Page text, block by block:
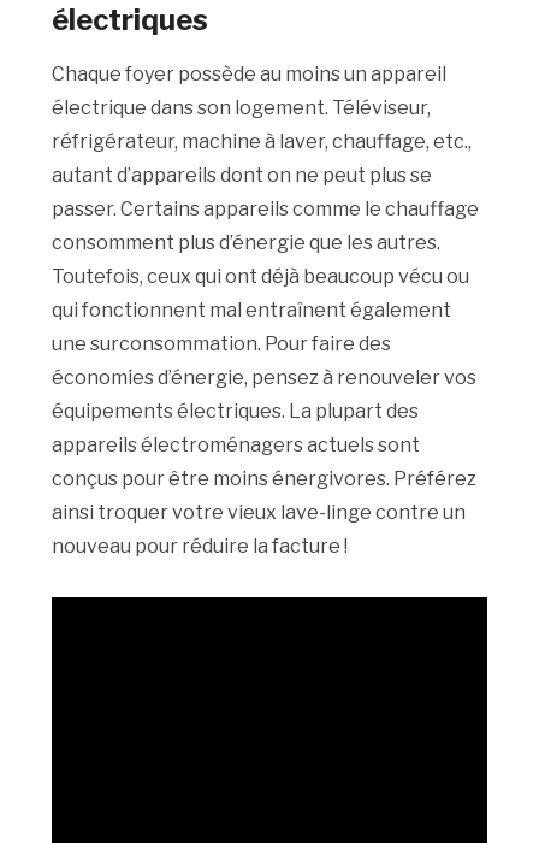
électriques
Chaque foyer possède au moins un appareil
électrique dans son logement. Téléviseur,
réfrigérateur, machine à laver, chauffage, etc.,
autant d’appareils dont on ne peut plus se
passer. Certains appareils comme le chauffage
consomment plus d’énergie que les autres.
Toutefois, ceux qui ont déjà beaucoup vécu ou
qui fonctionnent mal entraînent également
une surconsommation. Pour faire des
économies d’énergie, pensez à renouveler vos
équipements électriques. La plupart des
appareils électroménagers actuels sont
conçus pour être moins énergivores. Préférez
ainsi troquer votre vieux lave-linge contre un
nouveau pour réduire la facture !